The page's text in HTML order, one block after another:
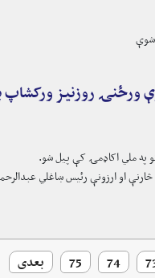
شوې
او ارزونې رئیس ښاغلي
74
75 بعدی